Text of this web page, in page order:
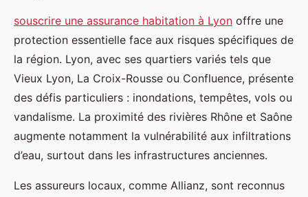
souscrire une assurance habitation à Lyon offre une
protection essentielle face aux risques spécifiques de
la région. Lyon, avec ses quartiers variés tels que
Vieux Lyon, La Croix-Rousse ou Confluence, présente
des défis particuliers : inondations, tempêtes, vols ou
vandalisme. La proximité des rivières Rhône et Saône
augmente notamment la vulnérabilité aux infiltrations
d’eau, surtout dans les infrastructures anciennes.
Les assureurs locaux, comme Allianz, sont reconnus